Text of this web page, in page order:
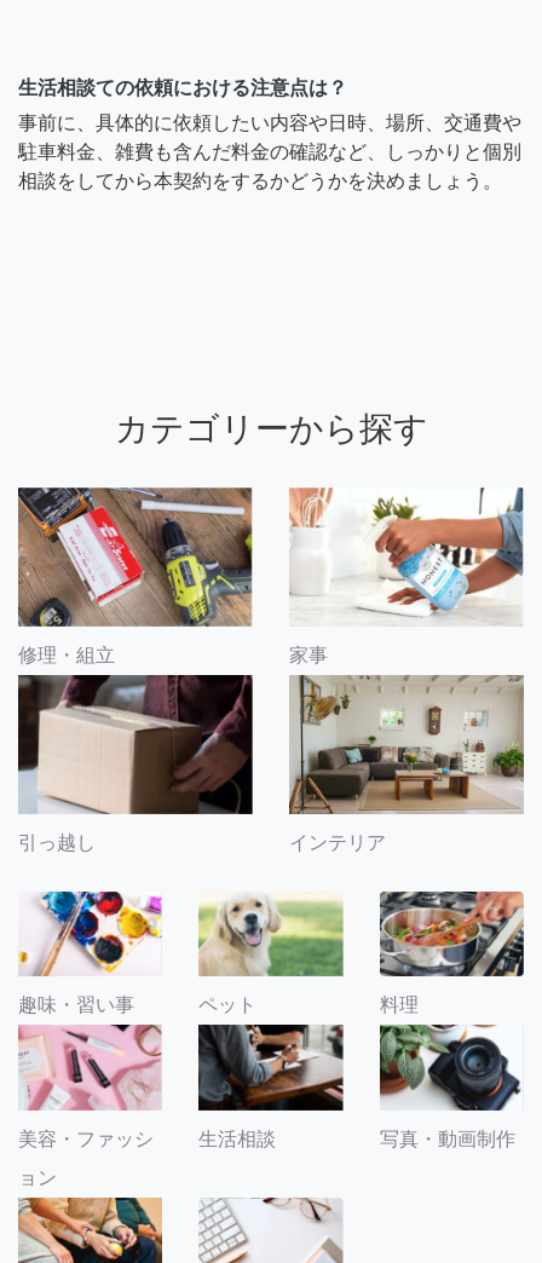
生活相談ての依頼における注意点は？
事前に、具体的に依頼したい内容や日時、場所、交通費や
駐車料金、雑費も含んだ料金の確認など、しっかりと個別
相談をしてから本契約をするかどうかを決めましょう。
カテゴリーから探す
修理・組立 家事
引っ越し インテリア
趣味・習い事 ペット 料理
美容・ファッシ
ョン
生活相談 写真・動画制作